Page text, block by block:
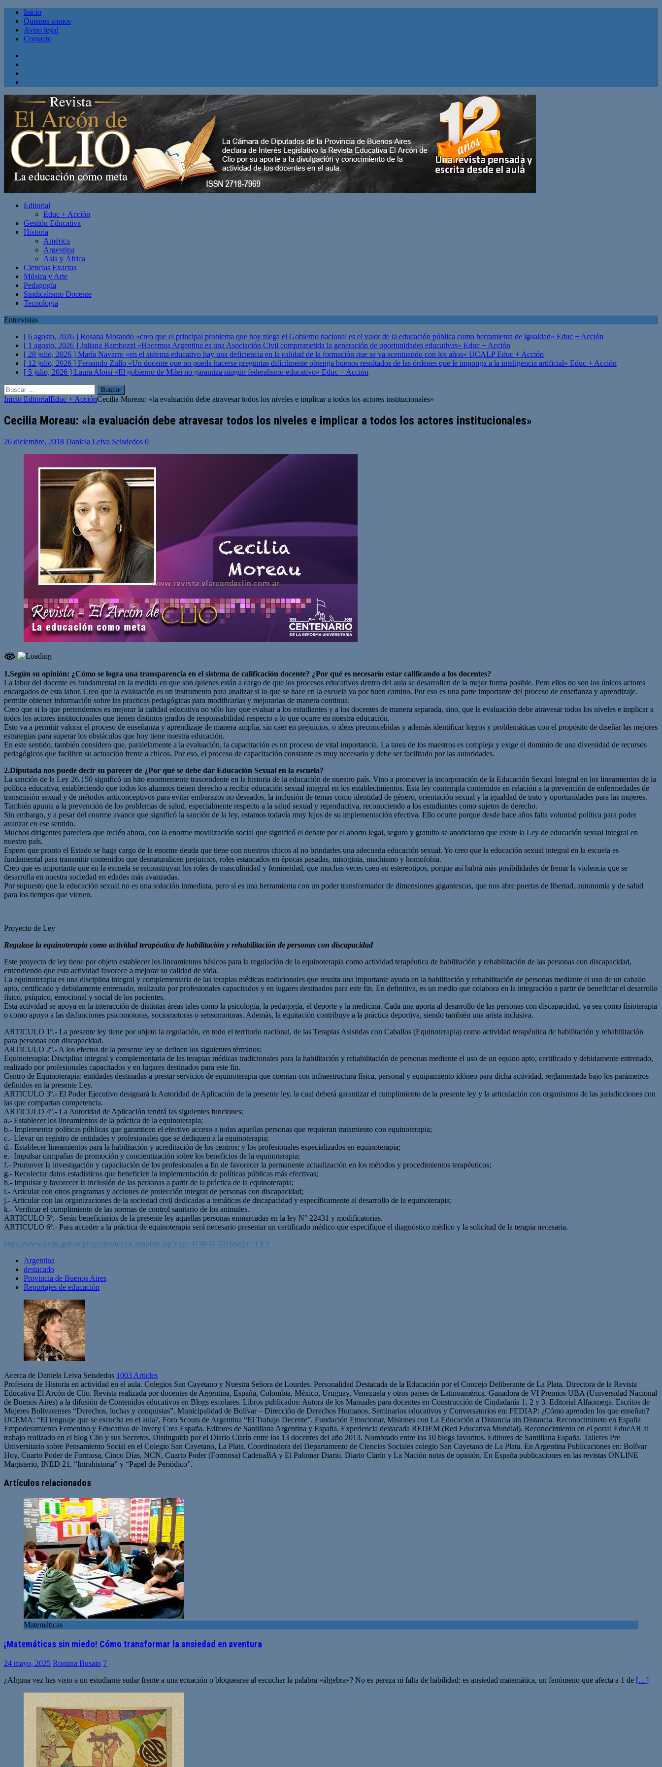
Inicio
Quienes somos
Aviso legal
Contacto
Editorial
Educ + Acción
Gestión Educativa
Historia
América
Argentina
Asia y África
Ciencias Exactas
Música y Arte
Pedagogía
Sindicalismo Docente
Tecnología
Entrevistas
[ 6 agosto, 2026 ] Rosana Morando «creo que el principal problema que hoy niega el Gobierno nacional es el valor de la educación pública como herramienta de igualdad» Educ + Acción
[ 1 agosto, 2026 ] Juliana Bambozzi «Hacemos Argentina es una Asociación Civil comprometida la generación de oportunidades educativas» Educ + Acción
[ 28 julio, 2026 ] María Navarro «en el sistema educativo hay una deficiencia en la calidad de la formación que se va acentuando con los años» UCALPEduc + Acción
[ 12 julio, 2026 ] Fernando Zullo «Un docente que no pueda hacerse preguntas difícilmente obtenga buenos resultados de las órdenes que le imponga a la inteligencia artificial» Educ + Acción
[ 5 julio, 2026 ] Laura Aloisi «El gobierno de Milei no garantiza ningún federalismo educativo» Educ + Acción
Buscar:
Inicio EditorialEduc + AcciónCecilia Moreau: «la evaluación debe atravesar todos los niveles e implicar a todos los actores institucionales»
Cecilia Moreau: «la evaluación debe atravesar todos los niveles e implicar a todos los actores institucionales»
26 diciembre, 2018 Daniela Leiva Seisdedos 0
1.Según su opinión: ¿Cómo se logra una transparencia en el sistema de calificación docente? ¿Por qué es necesario estar calificando a los docentes?
La labor del docente es fundamental en la medida en que son quienes están a cargo de que los procesos educativos dentro del aula se desarrollen de la mejor forma posible. Pero ellos no son los únicos actores
encargados de esta labor. Creo que la evaluación es un instrumento para analizar si lo que se hace en la escuela va por buen camino. Por eso es una parte importante del proceso de enseñanza y aprendizaje.
permite obtener información sobre las practicas pedagógicas para modificarlas y mejorarlas de manera continua.
Creo que si lo que pretendemos es mejorar la calidad educativa no sólo hay que evaluar a los estudiantes y a los docentes de manera separada, sino, que la evaluación debe atravesar todos los niveles e implicar a
todos los actores institucionales que tienen distintos grados de responsabilidad respecto a lo que ocurre en nuestra educación.
Esto va a permitir valorar el proceso de enseñanza y aprendizaje de manera amplia, sin caer en prejuicios, o ideas preconcebidas y además identificar logros y problemáticas con el propósito de diseñar las mejores
estrategias para superar los obstáculos que hoy tiene nuestra educación.
En este sentido, también considero que, paralelamente a la evaluación, la capacitación es un proceso de vital importancia. La tarea de los maestros es compleja y exige el dominio de una diversidad de recursos
pedagógicos que faciliten su actuación frente a chicos. Por eso, el proceso de capacitación constante es muy necesario y debe ser facilitado por las autoridades.
2.Diputada nos puede decir su parecer de ¿Por qué se debe dar Educación Sexual en la escuela?
La sanción de la Ley 26.150 significó un hito enormemente trascendente en la historia de la educación de nuestro país. Vino a promover la incorporación de la Educación Sexual Integral en los lineamientos de la
política educativa, estableciendo que todos los alumnos tienen derecho a recibir educación sexual integral en los establecimientos. Esta ley contempla contenidos en relación a la prevención de enfermedades de
transmisión sexual y de métodos anticonceptivos para evitar embarazos no deseados, la inclusión de temas como identidad de género, orientación sexual y la igualdad de trato y oportunidades para las mujeres.
También apunta a la prevención de los problemas de salud, especialmente respecto a la salud sexual y reproductiva, reconociendo a los estudiantes como sujetos de derecho.
Sin embargo, y a pesar del enorme avance que significó la sanción de la ley, estamos todavía muy lejos de su implementación efectiva. Ello ocurre porque desde hace años falta voluntad política para poder
avanzar en ese sentido.
Muchos dirigentes pareciera que recién ahora, con la enorme movilización social que significó el debate por el aborto legal, seguro y gratuito se anoticiaron que existe la Ley de educación sexual integral en
nuestro país.
Espero que pronto el Estado se haga cargo de la enorme deuda que tiene con nuestros chicos al no brindarles una adecuada educación sexual. Yo creo que la educación sexual integral en la escuela es
fundamental para transmitir contenidos que desnaturalicen prejuicios, roles estancados en épocas pasadas, misoginia, machismo y homofobia.
Creo que es importante que en la escuela se reconstruyan los roles de masculinidad y femineidad, que muchas veces caen en estereotipos, porque así habrá más posibilidades de frenar la violencia que se
desarrolla en nuestra sociedad en edades más avanzadas.
Por supuesto que la educación sexual no es una solución inmediata, pero sí es una herramienta con un poder transformador de dimensiones gigantescas, que nos abre puertas de libertad, autonomía y de salud
para los tiempos que vienen.
Proyecto de Ley
Regulase la equinoterapia como actividad terapéutica de habilitación y rehabilitación de personas con discapacidad
Este proyecto de ley tiene por objeto establecer los lineamientos básicos para la regulación de la equinoterapia como actividad terapéutica de habilitación y rehabilitación de las personas con discapacidad,
entendiendo que esta actividad favorece a mejorar su calidad de vida.
La equinoterapia es una disciplina integral y complementaria de las terapias médicas tradicionales que resulta una importante ayuda en la habilitación y rehabilitación de personas mediante el uso de un caballo
apto, certificado y debidamente entrenado, realizado por profesionales capacitados y en lugares destinados para este fin. En definitiva, es un medio que colabora en la integración a partir de beneficiar el desarrollo
físico, psíquico, emocional y social de los pacientes.
Esta actividad se apoya en la interacción de distintas áreas tales como la psicología, la pedagogía, el deporte y la medicina. Cada una aporta al desarrollo de las personas con discapacidad, ya sea como fisioterapia
o como apoyo a las disfunciones psicomotoras, sociomotoras o sensomotoras. Además, la equitación contribuye a la práctica deportiva, siendo también una arista inclusiva.
ARTICULO 1º.- La presente ley tiene por objeto la regulación, en todo el territorio nacional, de las Terapias Asistidas con Caballos (Equinoterapia) como actividad terapéutica de habilitación y rehabilitación
para personas con discapacidad.
ARTICULO 2º.- A los efectos de la presente ley se definen los siguientes términos:
Equinoterapia: Disciplina integral y complementaria de las terapias médicas tradicionales para la habilitación y rehabilitación de personas mediante el uso de un equino apto, certificado y debidamente entrenado,
realizado por profesionales capacitados y en lugares destinados para este fin.
Centro de Equinoterapia: entidades destinadas a prestar servicios de equinoterapia que cuentan con infraestructura física, personal y equipamiento idóneo para dicha actividad, reglamentada bajo los parámetros
definidos en la presente Ley.
ARTICULO 3º.- El Poder Ejecutivo designará la Autoridad de Aplicación de la presente ley, la cual deberá garantizar el cumplimiento de la presente ley y la articulación con organismos de las jurisdicciones con
las que compartan competencia.
ARTICULO 4º.- La Autoridad de Aplicación tendrá las siguientes funciones:
a.- Establecer los lineamientos de la práctica de la equinoterapia;
b.- Implementar políticas públicas que garanticen el efectivo acceso a todas aquellas personas que requieran tratamiento con equinoterapia;
c.- Llevar un registro de entidades y profesionales que se dediquen a la equinoterapia;
d.- Establecer lineamientos para la habilitación y acreditación de los centros; y los profesionales especializados en equinoterapia;
e.- Impulsar campañas de promoción y concientización sobre los beneficios de la equinoterapia;
f.- Promover la investigación y capacitación de los profesionales a fin de favorecer la permanente actualización en los métodos y procedimientos terapéuticos;
g.- Recolectar datos estadísticos que beneficien la implementación de políticas públicas más efectivas;
h.- Impulsar y favorecer la inclusión de las personas a partir de la práctica de la equinoterapia;
i.- Articular con otros programas y acciones de protección integral de personas con discapacidad;
j.- Articular con las organizaciones de la sociedad civil dedicadas a temáticas de discapacidad y específicamente al desarrollo de la equinoterapia;
k.- Verificar el cumplimiento de las normas de control sanitario de los animales.
ARTICULO 5º.- Serán beneficiarios de la presente ley aquellas personas enmarcadas en la ley N° 22431 y modificatorias.
ARTICULO 6º.- Para acceder a la práctica de equinoterapia será necesario presentar un certificado médico que especifique el diagnóstico médico y la solicitud de la terapia necesaria.
https://www.hcdn.gob.ar/proyectos/textoCompleto.jsp?exp=4138-D-2018&tipo=LEY
Argentina
destacado
Provincia de Buenos Aires
Reportajes de educación
Acerca de Daniela Leiva Seisdedos 1003 Articles
Profesora de Historia en actividad en el aula. Colegios San Cayetano y Nuestra Señora de Lourdes. Personalidad Destacada de la Educación por el Concejo Deliberante de La Plata. Directora de la Revista
Educativa El Arcón de Clío. Revista realizada por docentes de Argentina, España, Colombia, México, Uruguay, Venezuela y otros países de Latinoamérica. Ganadora de VI Premios UBA (Universidad Nacional
de Buenos Aires) a la difusión de Contenidos educativos en Blogs escolares. Libros publicados: Autora de los Manuales para docentes en Construcción de Ciudadanía 1, 2 y 3. Editorial Alfaomega. Escritos de
Mujeres Bolivarenses “Derechos, luchas y conquistas”. Municipalidad de Bolívar – Dirección de Derechos Humanos. Seminarios educativos y Conversatorios en: FEDIAP: ¿Cómo aprenden los que enseñan?
UCEMA: “El lenguaje que se escucha en el aula?, Foro Scouts de Argentina “El Trabajo Decente”. Fundación Emocionar, Misiones con La Educación a Distancia sin Distancia. Reconocimineto en España
Empoderamiento Femenino y Educativo de Invery Crea España. Editores de Santillana Argentina y España. Experiencia destacada REDEM (Red Educativa Mundial). Reconocimiento en el portal EducAR al
trabajo realizado en el blog Clio y sus Secretos. Distinguida por el Diario Clarín entre los 13 docentes del año 2013. Nombrado entre los 10 blogs favoritos. Editores de Santillana España. Talleres Pre
Universitario sobre Pensamiento Social en el Colegio San Cayetano, La Plata. Coordinadora del Departamento de Ciencias Sociales colegio San Cayetano de La Plata. En Argentina Publicaciones en: Bolívar
Hoy, Cuarto Poder de Formosa, Cinco Días, NCN, Cuarto Poder (Formosa) CadenaBA y El Palomar Diario. Diario Clarín y La Nación notas de opinión. En España publicaciones en las revistas ONLINE
Magisterio, INED 21, “Intrahistoria” y “Papel de Periódico”.
web
Artículos relacionados
Matemáticas
¡Matemáticas sin miedo! Cómo transformar la ansiedad en aventura
24 mayo, 2025 Romina Busain 7
¿Alguna vez has visto a un estudiante sudar frente a una ecuación o bloquearse al escuchar la palabra «álgebra»? No es pereza ni falta de habilidad: es ansiedad matemática, un fenómeno que afecta a 1 de […]